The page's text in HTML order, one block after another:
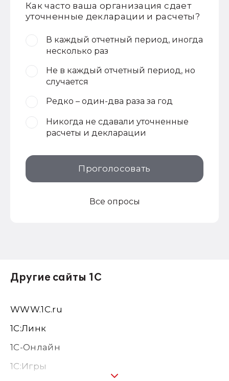
Как часто ваша организация сдает
уточненные декларации и расчеты?
В каждый отчетный период, иногда
несколько раз
Не в каждый отчетный период, но
случается
Редко – один-два раза за год
Никогда не сдавали уточненные
расчеты и декларации
Проголосовать
Все опросы
Другие сайты 1С
WWW.1С.ru
1С:Линк
1С-Онлайн
1C:Игры